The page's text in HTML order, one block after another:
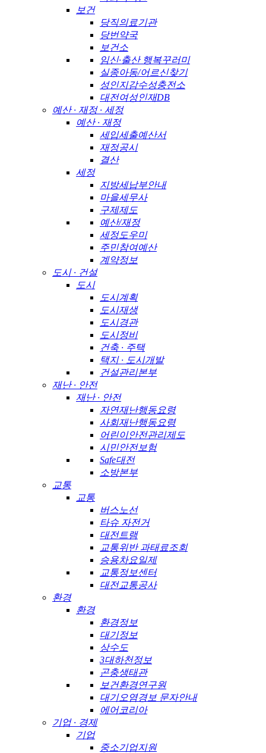
보건
당직의료기관
당번약국
보건소
임신·출산 행복꾸러미
실종아동/어르신찾기
성인지감수성충전소
대전여성인재DB
예산 · 재정 · 세정
예산 · 재정
세입세출예산서
재정공시
결산
세정
지방세납부안내
마을세무사
구제제도
예산/재정
세정도우미
주민참여예산
계약정보
도시 · 건설
도시
도시계획
도시재생
도시경관
도시정비
건축 · 주택
택지 · 도시개발
건설관리본부
재난 · 안전
재난 · 안전
자연재난행동요령
사회재난행동요령
어린이안전관리제도
시민안전보험
Safe대전
소방본부
교통
교통
버스노선
타슈 자전거
대전트램
교통위반 과태료조회
승용차요일제
교통정보센터
대전교통공사
환경
환경
환경정보
대기정보
상수도
3대하천정보
곤충생태관
보건환경연구원
대기오염경보 문자안내
에어코리아
기업 · 경제
기업
중소기업지원